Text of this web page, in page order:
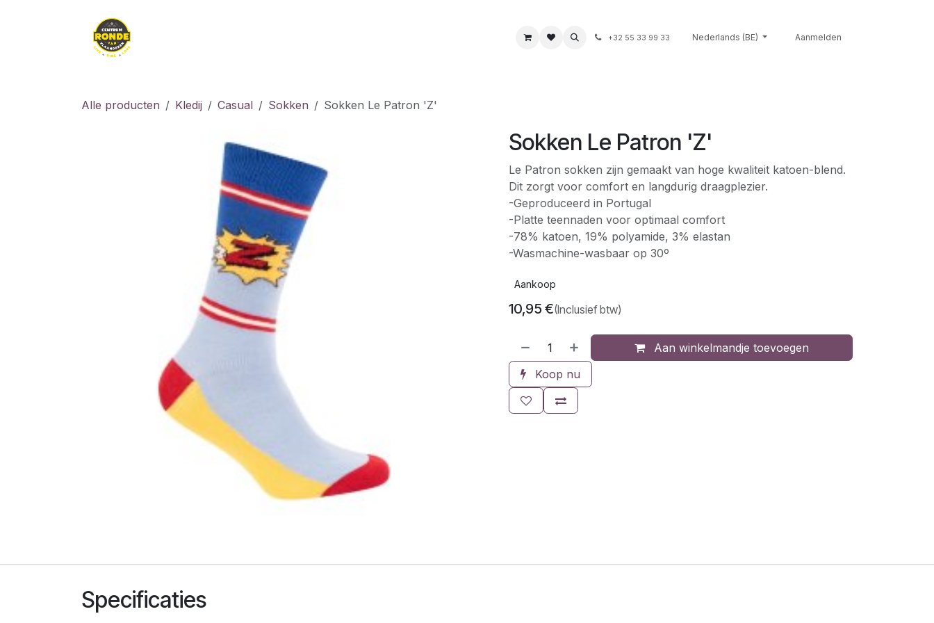
Juwelen Souvenirs Giftcards Merken
+32 55 33 99 33 Nederlands (BE) Aanmelden
Alle producten Kledij Casual Sokken Sokken Le Patron 'Z'
Sokken Le Patron 'Z'
Le Patron sokken zijn gemaakt van hoge kwaliteit katoen-blend.
Dit zorgt voor comfort en langdurig draagplezier.
-Geproduceerd in Portugal
-Platte teennaden voor optimaal comfort
-78% katoen, 19% polyamide, 3% elastan
-Wasmachine-wasbaar op 30º
Aankoop
10,95 €(Inclusief btw)
Aan winkelmandje toevoegen
Koop nu
Specificaties